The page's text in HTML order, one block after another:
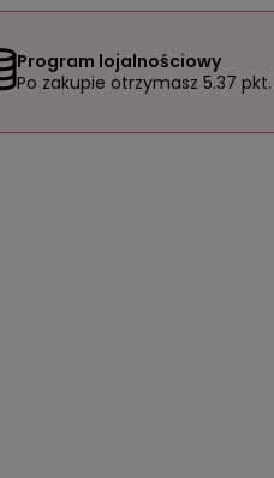
Program lojalnościowy
Po zakupie otrzymasz 5.37 pkt.